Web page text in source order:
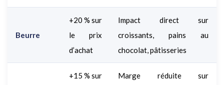
Beurre
+20 % sur
le prix
d’achat
Impact direct sur
croissants, pains au
chocolat, pâtisseries
+15 % sur
Marge réduite sur